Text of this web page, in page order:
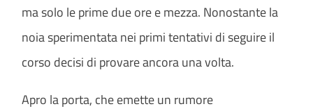
ma solo le prime due ore e mezza. Nonostante la
noia sperimentata nei primi tentativi di seguire il
corso decisi di provare ancora una volta.
Apro la porta, che emette un rumore